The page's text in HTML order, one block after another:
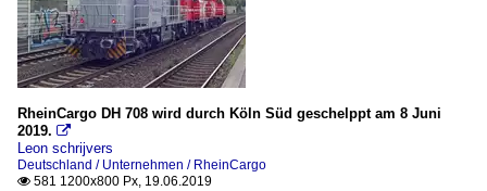
RheinCargo DH 708 wird durch Köln Süd geschelppt am 8 Juni
2019. 
Leon schrijvers
Deutschland / Unternehmen / RheinCargo
 581 1200x800 Px, 19.06.2019